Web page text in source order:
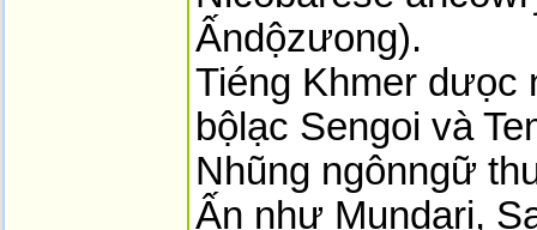
Ấndộzưong).
Tiéng Khmer dưọc
bộlạc Sengoi và
Nhũng ngônngữ
Ấn như Mundari,